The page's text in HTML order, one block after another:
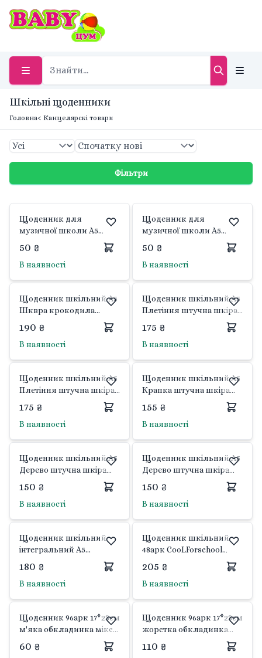
Шкільні щоденники
Головна< Канцелярскі товари
Фільтри
Щоденник для
музичної школи А5
ZB13188 zibi
50 ₴
В наявності
Щоденник для
музичної школи А5
ZB13187 zibi
50 ₴
В наявності
Щоденник шкільний А5
Шквра крокодила
коричневий D24143
Josefotten
190 ₴
В наявності
Щоденник шкільний А5
Плетіння штучна шкіра
48арк світло зелений
D244712 Josefotten
175 ₴
В наявності
Щоденник шкільний А5
Плетіння штучна шкіра
галограма D24473
Josefotten
175 ₴
В наявності
Щоденник шкільний А5
Крапка штучна шкіра
Josefotten
155 ₴
В наявності
Щоденник шкільний А5
Дерево штучна шкіра
48арк темно коричневий
D24113 Josefotten
150 ₴
В наявності
Щоденник шкільний А5
Дерево штучна шкіра
D24112 Josefotten
150 ₴
В наявності
Щоденник шкільний
інтегральний А5
Minecraft 40 арк 911660
Yes
180 ₴
В наявності
Щоденник шкільний
48арк CooLForschool
фіолетовий колір 29930-
12 Україна
205 ₴
В наявності
Щоденник 96арк 17*23см
м'яка обкладинка мікс
видів АП-0103 Апельсин
60 ₴
Щоденник 96арк 17*23см
жорстка обкладинка
Апельсин
110 ₴